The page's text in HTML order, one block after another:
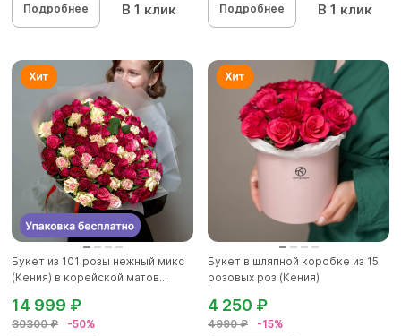
Подробнее В 1 клик Подробнее В 1 клик
Букет из 101 розы нежный микс
(Кения) в корейской матов...
30300 ₽ -50%
14 999 ₽
Букет в шляпной коробке из 15
розовых роз (Кения)
4990 ₽ -15%
4 250 ₽